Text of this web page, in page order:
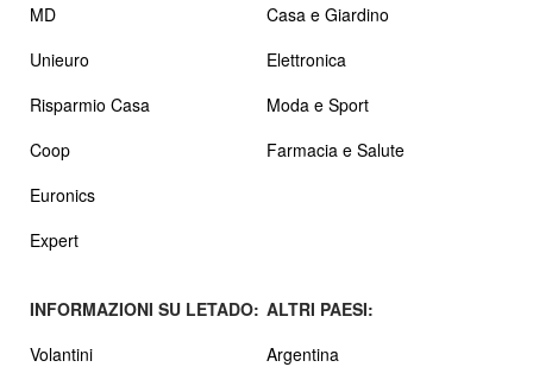
MD
Unieuro
Risparmio Casa
Coop
Euronics
Expert
Casa e Giardino
Elettronica
Moda e Sport
Farmacia e Salute
INFORMAZIONI SU LETADO:
Volantini
ALTRI PAESI:
Argentina